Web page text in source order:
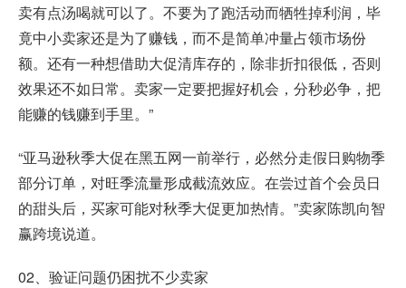
卖有点汤喝就可以了。不要为了跑活动而牺牲掉利润，毕
竟中小卖家还是为了赚钱，而不是简单冲量占领市场份
额。还有一种想借助大促清库存的，除非折扣很低，否则
效果还不如日常。卖家一定要把握好机会，分秒必争，把
能赚的钱赚到手里。”
“亚马逊秋季大促在黑五网一前举行，必然分走假日购物季
部分订单，对旺季流量形成截流效应。在尝过首个会员日
的甜头后，买家可能对秋季大促更加热情。”卖家陈凯向智
赢跨境说道。
02、验证问题仍困扰不少卖家